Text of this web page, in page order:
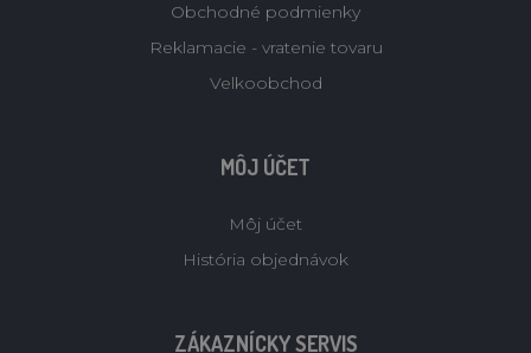
Obchodné podmienky
Reklamacie - vratenie tovaru
Velkoobchod
MÔJ ÚČET
Môj účet
História objednávok
ZÁKAZNÍCKY SERVIS